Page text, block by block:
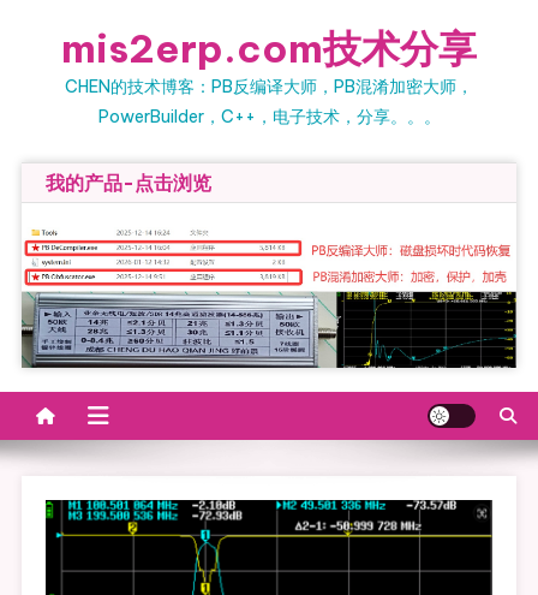
mis2erp.com技术分享
CHEN的技术博客：PB反编译大师，PB混淆加密大师，
PowerBuilder，C++，电子技术，分享。。。
我的产品-点击浏览